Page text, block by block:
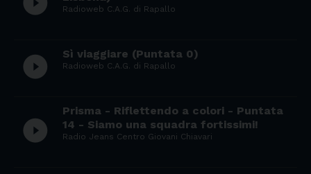
Radioweb C.A.G. di Rapallo
play_circle_filled Sì viaggiare (Puntata 0)
Radioweb C.A.G. di Rapallo
play_circle_filled
Prisma - Riflettendo a colori - Puntata
14 - Siamo una squadra fortissimi!
Radio Jeans Centro Giovani Chiavari